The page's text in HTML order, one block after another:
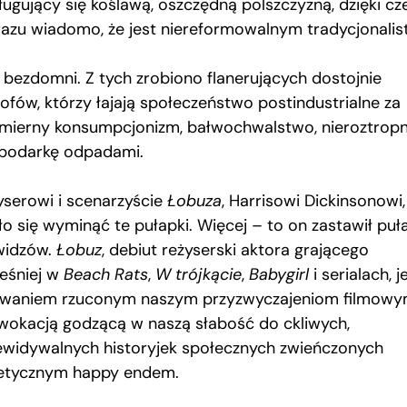
się koślawą, oszczędną polszczyzną, dzięki
wiadomo, że jest niereformowalnym
bezdomni. Z tych zrobiono flanerujących dostojnie
którzy łajają społeczeństwo postindustrialne za
konsumpcjonizm, bałwochwalstwo,
odpadami.
i scenarzyście Łobuza, Harrisowi Dickinsonowi,
się wyminąć te pułapki. Więcej – to on zastawił
Łobuz, debiut reżyserski aktora grającego
w Beach Rats, W trójkącie, Babygirli serialach,
rzuconym naszym przyzwyczajeniom
godzącą w naszą słabość do ckliwych,
historyjek społecznych zwieńczonych
happy endem.